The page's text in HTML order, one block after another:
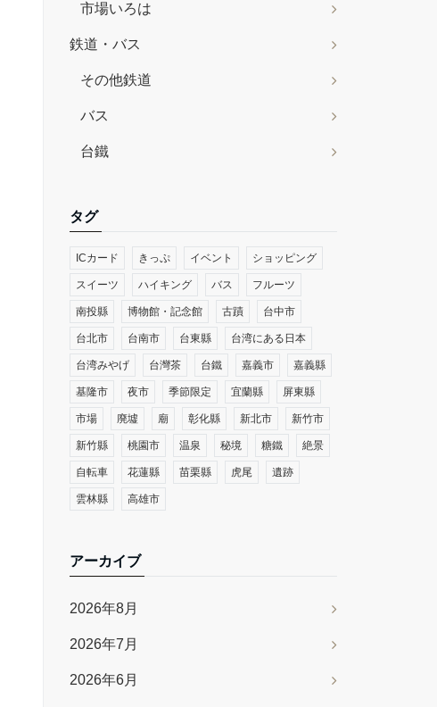
市場いろは
鉄道・バス
その他鉄道
バス
台鐵
タグ
ICカード きっぷ イベント ショッピング
スイーツ ハイキング バス フルーツ
南投縣 博物館・記念館 古蹟 台中市
台北市 台南市 台東縣 台湾にある日本
台湾みやげ 台灣茶 台鐵 嘉義市 嘉義縣
基隆市 夜市 季節限定 宜蘭縣 屏東縣
市場 廃墟 廟 彰化縣 新北市 新竹市
新竹縣 桃園市 温泉 秘境 糖鐵 絶景
自転車 花蓮縣 苗栗縣 虎尾 遺跡
雲林縣 高雄市
アーカイブ
2026年8月
2026年7月
2026年6月